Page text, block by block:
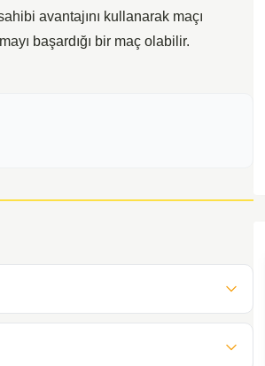
or
avantajını kullanarak maçı
başardığı bir maç olabilir.